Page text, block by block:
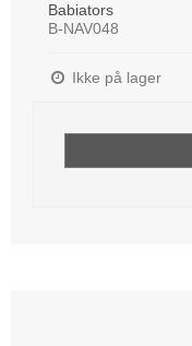
Babiators
B-NAV048
Ikke på lager